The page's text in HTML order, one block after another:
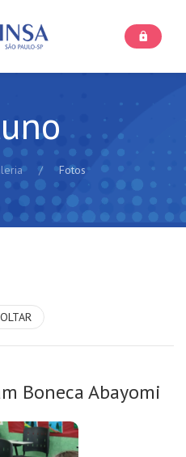
Fotos
Boneca Abayomi